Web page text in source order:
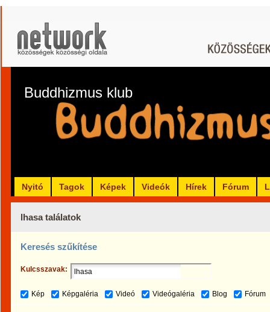
Buddhizmus klub
Nyitó Tagok Képek Videók Hírek Fórum
lhasa találatok
Keresés szűkítése
Kulcsszavak:
Kép Képgaléria Videó Videógaléria Blog Fórum